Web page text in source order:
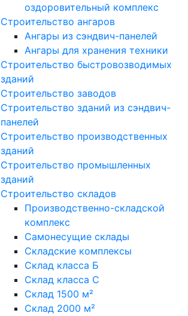
оздоровительный комплекс
Строительство ангаров
Ангары из сэндвич-панелей
Ангары для хранения техники
Строительство быстровозводимых
зданий
Строительство заводов
Строительство зданий из сэндвич-
панелей
Строительство производственных
зданий
Строительство промышленных
зданий
Строительство складов
Производственно-складской
комплекс
Самонесущие склады
Складские комплексы
Склад класса Б
Склад класса С
Склад 1500 м²
Склад 2000 м²